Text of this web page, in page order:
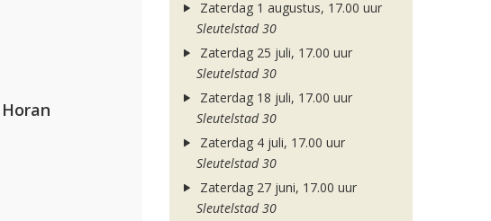
Zaterdag 1 augustus, 17.00 uur
Sleutelstad 30
Zaterdag 25 juli, 17.00 uur
Sleutelstad 30
Zaterdag 18 juli, 17.00 uur
Sleutelstad 30
Zaterdag 4 juli, 17.00 uur
Sleutelstad 30
Zaterdag 27 juni, 17.00 uur
Sleutelstad 30